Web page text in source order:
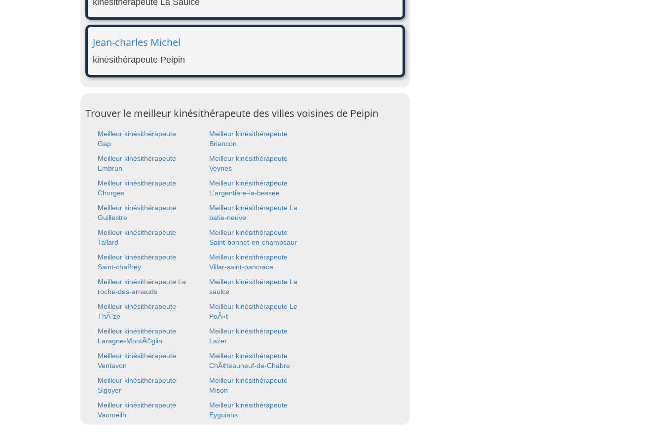
kinésithérapeute La Saulce
Jean-charles Michel
kinésithérapeute Peipin
Trouver le meilleur kinésithérapeute des villes voisines de Peipin
Meilleur kinésithérapeute
Gap
Meilleur kinésithérapeute
Briancon
Meilleur kinésithérapeute
Embrun
Meilleur kinésithérapeute
Veynes
Meilleur kinésithérapeute
Chorges
Meilleur kinésithérapeute
L'argentiere-la-bessee
Meilleur kinésithérapeute
Guillestre
Meilleur kinésithérapeute La
batie-neuve
Meilleur kinésithérapeute
Tallard
Meilleur kinésithérapeute
Saint-bonnet-en-champsaur
Meilleur kinésithérapeute
Saint-chaffrey
Meilleur kinésithérapeute
Villar-saint-pancrace
Meilleur kinésithérapeute La
roche-des-arnauds
Meilleur kinésithérapeute La
saulce
Meilleur kinésithérapeute
ThÃ¨ze
Meilleur kinésithérapeute Le
PoÃ«t
Meilleur kinésithérapeute
Laragne-MontÃ©glin
Meilleur kinésithérapeute
Lazer
Meilleur kinésithérapeute
Ventavon
Meilleur kinésithérapeute
ChÃ¢teauneuf-de-Chabre
Meilleur kinésithérapeute
Sigoyer
Meilleur kinésithérapeute
Mison
Meilleur kinésithérapeute
Vaumeilh
Meilleur kinésithérapeute
Eyguians